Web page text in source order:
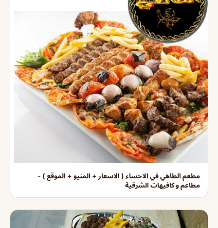
مطعم الطاهي في الاحساء ( الاسعار + المنيو + الموقع ) -
مطاعم و كافيهات الشرقية